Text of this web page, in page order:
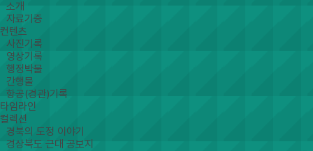
소개
자료기증
컨텐츠
사진기록
영상기록
행정박물
간행물
항공(경관)기록
타임라인
컬렉션
경북의 도정 이야기
경상북도 근대 공보지